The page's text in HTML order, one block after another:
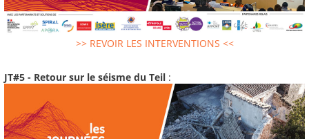
>> REVOIR LES INTERVENTIONS <<
JT#5 - Retour sur le séisme du Teil :